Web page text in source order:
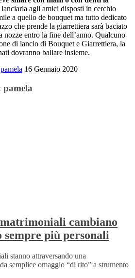
lanciarla agli amici disposti in cerchio
a quello de bouquet ma tutto dedicato
che prende la giarrettiera sarà baciato
nozze entro la fine dell’anno. Qualcuno
di lancio di Bouquet e Giarrettiera, la
dovranno ballare insieme.
pamela 16 Gennaio 2020
pamela
cambiano
sempre più personali
stanno attraversando una
semplice omaggio “di rito” a strumento